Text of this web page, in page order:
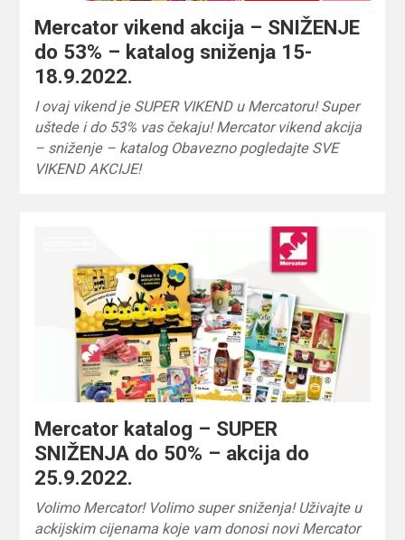
Mercator vikend akcija – SNIŽENJE
do 53% – katalog sniženja 15-
18.9.2022.
I ovaj vikend je SUPER VIKEND u Mercatoru! Super
uštede i do 53% vas čekaju! Mercator vikend akcija
– sniženje – katalog Obavezno pogledajte SVE
VIKEND AKCIJE!
Mercator katalog – SUPER
SNIŽENJA do 50% – akcija do
25.9.2022.
Volimo Mercator! Volimo super sniženja! Uživajte u
ackijskim cijenama koje vam donosi novi Mercator